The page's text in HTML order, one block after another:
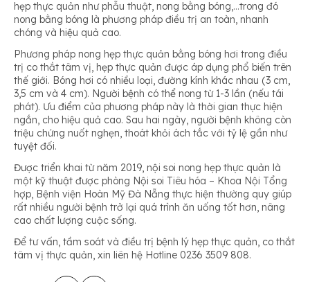
hẹp thực quản như phẫu thuật, nong bằng bóng,…trong đó
nong bằng bóng là phương pháp điều trị an toàn, nhanh
chóng và hiệu quả cao.
Phương pháp nong hẹp thực quản bằng bóng hơi trong điều
trị co thắt tâm vị, hẹp thực quản được áp dụng phổ biến trên
thế giới. Bóng hơi có nhiều loại, đường kính khác nhau (3 cm,
3,5 cm và 4 cm). Người bệnh có thể nong từ 1-3 lần (nếu tái
phát). Ưu điểm của phương pháp này là thời gian thực hiện
ngắn, cho hiệu quả cao. Sau hai ngày, người bệnh không còn
triệu chứng nuốt nghẹn, thoát khỏi ách tắc với tỷ lệ gần như
tuyệt đối.
Được triển khai từ năm 2019, nội soi nong hẹp thực quản là
một kỹ thuật được phòng Nội soi Tiêu hóa – Khoa Nội Tổng
hợp, Bệnh viện Hoàn Mỹ Đà Nẵng thực hiện thường quy giúp
rất nhiều người bệnh trở lại quá trình ăn uống tốt hơn, nâng
cao chất lượng cuộc sống.
Để tư vấn, tầm soát và điều trị bệnh lý hẹp thực quản, co thắt
tâm vị thực quản, xin liên hệ Hotline 0236 3509 808.